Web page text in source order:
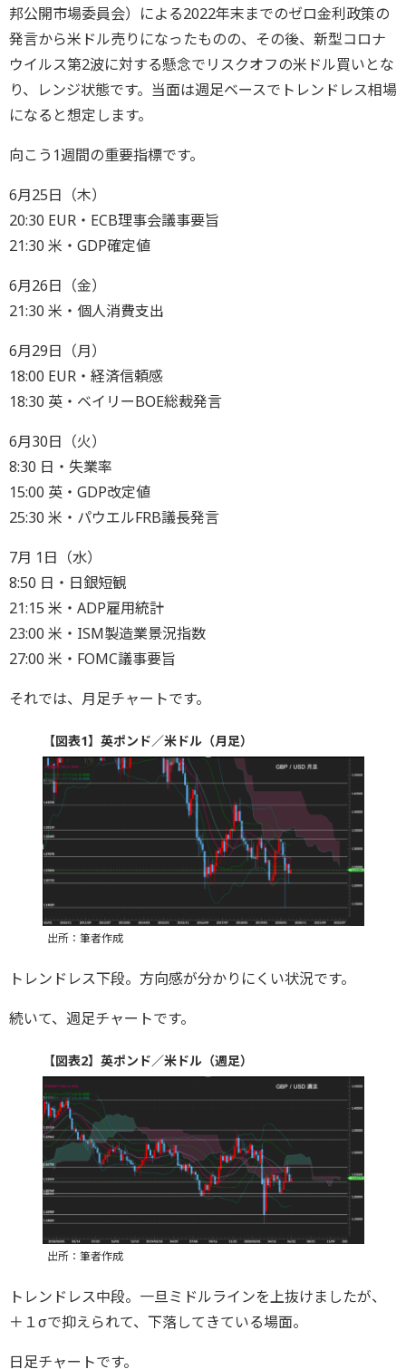
邦公開市場委員会）による2022年末までのゼロ金利政策の
発言から米ドル売りになったものの、その後、新型コロナ
ウイルス第2波に対する懸念でリスクオフの米ドル買いとな
り、レンジ状態です。当面は週足ベースでトレンドレス相場
になると想定します。
向こう1週間の重要指標です。
6月25日（木）
20:30 EUR・ECB理事会議事要旨
21:30 米・GDP確定値
6月26日（金）
21:30 米・個人消費支出
6月29日（月）
18:00 EUR・経済信頼感
18:30 英・ベイリーBOE総裁発言
6月30日（火）
8:30 日・失業率
15:00 英・GDP改定値
25:30 米・パウエルFRB議長発言
7月 1日（水）
8:50 日・日銀短観
21:15 米・ADP雇用統計
23:00 米・ISM製造業景況指数
27:00 米・FOMC議事要旨
それでは、月足チャートです。
【図表1】英ポンド／米ドル（月足）
出所：筆者作成
トレンドレス下段。方向感が分かりにくい状況です。
続いて、週足チャートです。
【図表2】英ポンド／米ドル（週足）
出所：筆者作成
トレンドレス中段。一旦ミドルラインを上抜けましたが、
＋１σで抑えられて、下落してきている場面。
日足チャートです。